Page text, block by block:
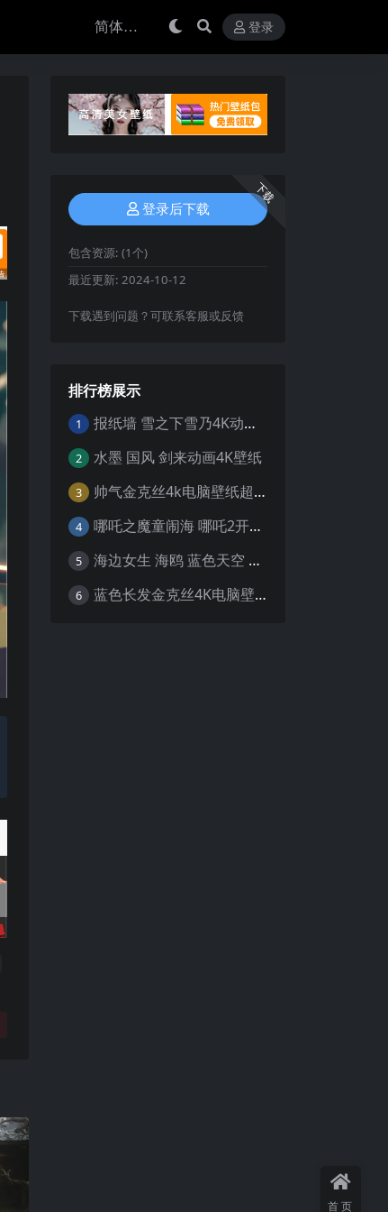
登录
下载
登录后下载
包含资源: (1个)
最近更新: 2024-10-12
下载遇到问题？可联系客服或反馈
排行榜展示
1 报纸墙 雪之下雪乃4K动漫壁纸
2 水墨 国风 剑来动画4K壁纸
3 帅气金克丝4k电脑壁纸超清
4 哪吒之魔童闹海 哪吒2开场4K壁纸
5 海边女生 海鸥 蓝色天空 4K壁纸
6 蓝色长发金克丝4K电脑壁纸
首页